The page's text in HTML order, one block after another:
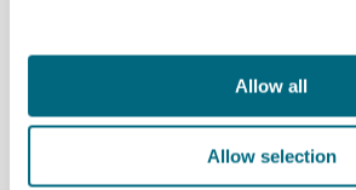
Allow all
Allow selection